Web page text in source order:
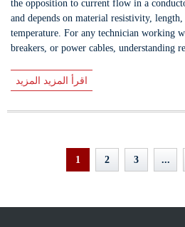
the opposition to current flow in a
and depends on material resistivity, length,
temperature. For any technician working
breakers, or power cables, understanding
اقرأ المزيد المزيد
1 2 3 ...